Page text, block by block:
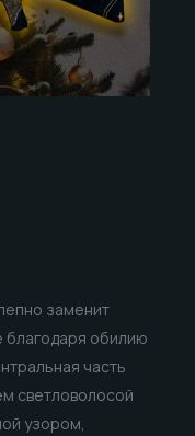
заменит
благодаря обилию
часть
светловолосой
узором,